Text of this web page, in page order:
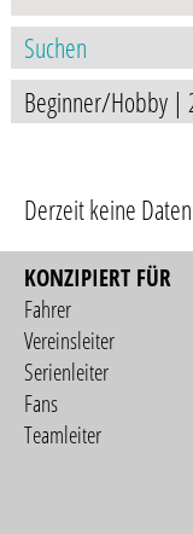
Derzeit keine
KONZIPIERT FÜR
Fahrer
Vereinsleiter
Serienleiter
Fans
Teamleiter